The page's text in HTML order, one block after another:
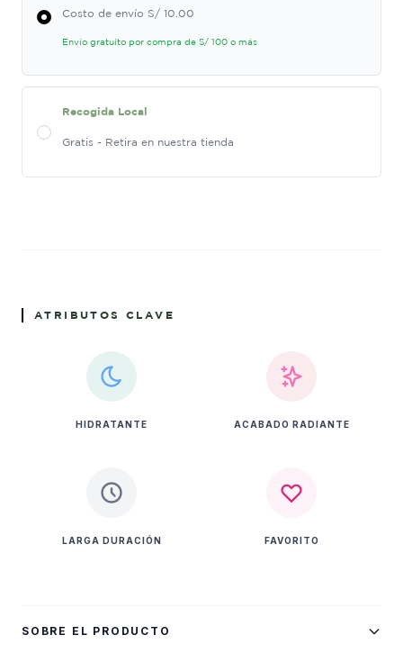
Costo de envío S/ 10.00
Envío gratuito por compra de S/ 100 o más
Recogida Local
Gratis - Retira en nuestra tienda
ATRIBUTOS CLAVE
HIDRATANTE ACABADO RADIANTE
LARGA DURACIÓN FAVORITO
SOBRE EL PRODUCTO